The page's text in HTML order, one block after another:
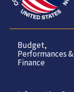
Budget,
Performances &
Finance